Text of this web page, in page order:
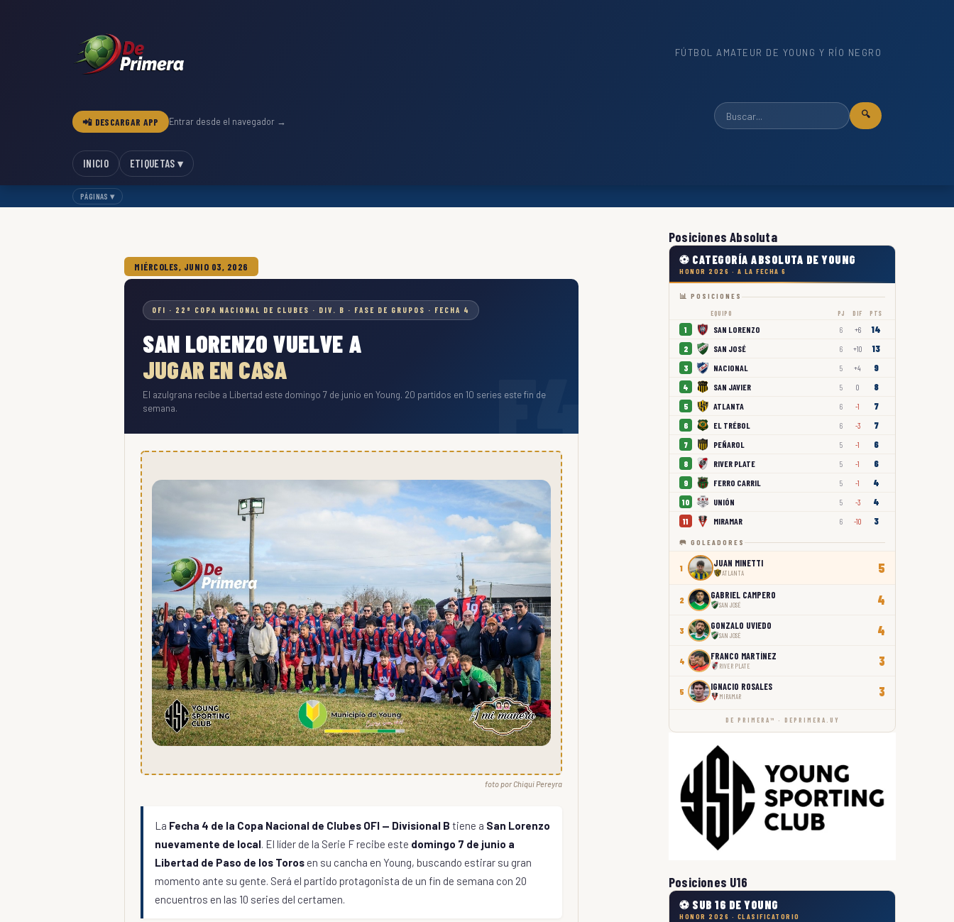
FÚTBOL AMATEUR DE YOUNG Y RÍO NEGRO
📲 DESCARGAR APP Entrar desde el navegador →
🔍
INICIO ETIQUETAS ▾
PÁGINAS ▾
MIÉRCOLES, JUNIO 03, 2026
OFI · 22ª COPA NACIONAL DE CLUBES · DIV. B · FASE DE GRUPOS · FECHA 4
SAN LORENZO VUELVE A
JUGAR EN CASA
El azulgrana recibe a Libertad este domingo 7 de junio en Young. 20 partidos en 10 series este fin de
semana.
foto por Chiqui Pereyra
La Fecha 4 de la Copa Nacional de Clubes OFI — Divisional B tiene a San Lorenzo
nuevamente de local. El líder de la Serie F recibe este domingo 7 de junio a
Libertad de Paso de los Torosen su cancha en Young, buscando estirar su gran
momento ante su gente. Será el partido protagonista de un fin de semana con 20
encuentros en las 10 series del certamen.
Posiciones Absoluta
⚽ CATEGORÍA ABSOLUTA DE YOUNG
HONOR 2026 · A LA FECHA 6
📊 POSICIONES
EQUIPO PJ DIF PTS
1 SAN LORENZO 6 +6 14
2 SAN JOSÉ 6 +10 13
3 NACIONAL 5 +4 9
4 SAN JAVIER 5 0 8
5 ATLANTA 6 -1 7
6 EL TRÉBOL 6 -3 7
7 PEÑAROL 5 -1 6
8 RIVER PLATE 5 -1 6
9 FERRO CARRIL 5 -1 4
10 UNIÓN 5 -3 4
11 MIRAMAR 6 -10 3
🥅 GOLEADORES
1 JUAN MINETTI
ATLANTA 5
2 GABRIEL CAMPERO
SAN JOSÉ 4
3 GONZALO UVIEDO
SAN JOSÉ 4
4 FRANCO MARTÍNEZ
RIVER PLATE 3
5 IGNACIO ROSALES
MIRAMAR 3
DE PRIMERA™ · DEPRIMERA.UY
Posiciones U16
⚽ SUB 16 DE YOUNG
HONOR 2026 · CLASIFICATORIO